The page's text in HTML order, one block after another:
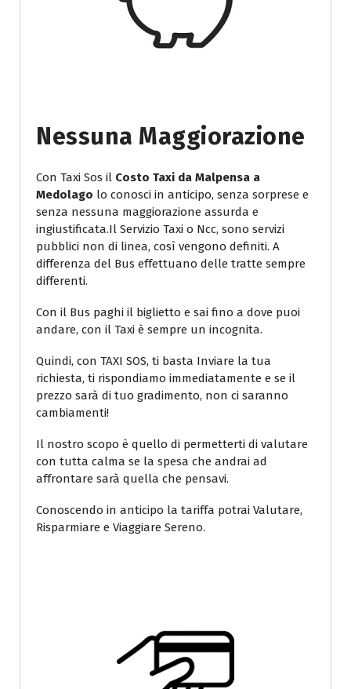
Nessuna Maggiorazione
Con Taxi Sos il Costo Taxi da Malpensa a
Medolago lo conosci in anticipo, senza sorprese e
senza nessuna maggiorazione assurda e
ingiustificata.Il Servizio Taxi o Ncc, sono servizi
pubblici non di linea, così vengono definiti. A
differenza del Bus effettuano delle tratte sempre
differenti.
Con il Bus paghi il biglietto e sai fino a dove puoi
andare, con il Taxi è sempre un incognita.
Quindi, con TAXI SOS, ti basta Inviare la tua
richiesta, ti rispondiamo immediatamente e se il
prezzo sarà di tuo gradimento, non ci saranno
cambiamenti!
Il nostro scopo è quello di permetterti di valutare
con tutta calma se la spesa che andrai ad
affrontare sarà quella che pensavi.
Conoscendo in anticipo la tariffa potrai Valutare,
Risparmiare e Viaggiare Sereno.